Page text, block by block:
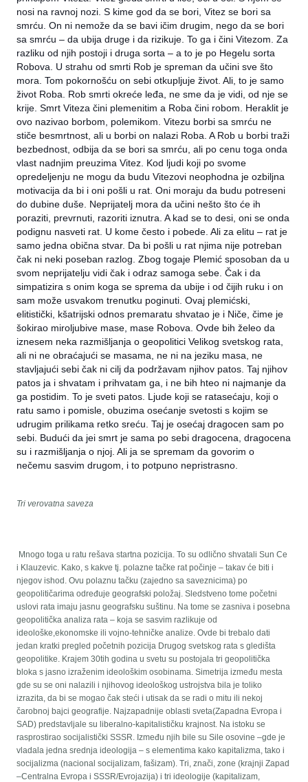
nosi na ravnoj nozi. S kime god da se bori, Vitez se bori sa
smrću. On ni nemože da se bavi ičim drugim, nego da se bori
sa smrću – da ubija druge i da rizikuje. To ga i čini Vitezom. Za
razliku od njih postoji i druga sorta – a to je po Hegelu sorta
Robova. U strahu od smrti Rob je spreman da učini sve što
mora. Tom pokornošću on sebi otkupljuje život. Ali, to je samo
život Roba. Rob smrti okreće leđa, ne sme da je vidi, od nje se
krije. Smrt Viteza čini plemenitim a Roba čini robom. Heraklit je
ovo nazivao borbom, polemikom. Vitezu borbi sa smrću ne
stiče besmrtnost, ali u borbi on nalazi Roba. A Rob u borbi traži
bezbednost, odbija da se bori sa smrću, ali po cenu toga onda
vlast nadnjim preuzima Vitez. Kod ljudi koji po svome
opredeljenju ne mogu da budu Vitezovi neophodna je ozbiljna
motivacija da bi i oni pošli u rat. Oni moraju da budu potreseni
do dubine duše. Neprijatelj mora da učini nešto što će ih
poraziti, prevrnuti, razoriti iznutra. A kad se to desi, oni se onda
podignu nasveti rat. U kome često i pobede. Ali za elitu – rat je
samo jedna obična stvar. Da bi pošli u rat njima nije potreban
čak ni neki poseban razlog. Zbog togaje Plemić sposoban da u
svom neprijatelju vidi čak i odraz samoga sebe. Čak i da
simpatizira s onim koga se sprema da ubije i od čijih ruku i on
sam može usvakom trenutku poginuti. Ovaj plemićski,
elitistički, kšatrijski odnos premaratu shvatao je i Niče, čime je
šokirao miroljubive mase, mase Robova. Ovde bih želeo da
iznesem neka razmišljanja o geopolitici Velikog svetskog rata,
ali ni ne obraćajući se masama, ne ni na jeziku masa, ne
stavljajući sebi čak ni cilj da podržavam njihov patos. Taj njihov
patos ja i shvatam i prihvatam ga, i ne bih hteo ni najmanje da
ga postidim. To je sveti patos. Ljude koji se ratasećaju, koji o
ratu samo i pomisle, obuzima osećanje svetosti s kojim se
udrugim prilikama retko sreću. Taj je osećaj dragocen sam po
sebi. Budući da jei smrt je sama po sebi dragocena, dragocena
su i razmišljanja o njoj. Ali ja se spremam da govorim o
nečemu sasvim drugom, i to potpuno nepristrasno.
Tri verovatna saveza
Mnogo toga u ratu rešava startna pozicija. To su odlično shvatali Sun Ce
i Klauzevic. Kako, s kakve tj. polazne tačke rat počinje – takav će biti i
njegov ishod. Ovu polaznu tačku (zajedno sa saveznicima) po
geopolitičarima određuje geografski položaj. Sledstveno tome početni
uslovi rata imaju jasnu geografsku suštinu. Na tome se zasniva i posebna
geopolitička analiza rata – koja se sasvim razlikuje od
ideološke,ekonomske ili vojno-tehničke analize. Ovde bi trebalo dati
jedan kratki pregled početnih pozicija Drugog svetskog rata s gledišta
geopolitike. Krajem 30tih godina u svetu su postojala tri geopolitička
bloka s jasno izraženim ideološkim osobinama. Simetrija između mesta
gde su se oni nalazili i njihovog ideološkog ustrojstva bila je toliko
izrazita, da bi se mogao čak steći i utisak da se radi o mitu ili nekoj
čarobnoj bajci geografije. Najzapadnije oblasti sveta(Zapadna Evropa i
SAD) predstavljale su liberalno-kapitalističku krajnost. Na istoku se
rasprostirao socijalistički SSSR. Između njih bile su Sile osovine –gde je
vladala jedna srednja ideologija – s elementima kako kapitalizma, tako i
socijalizma (nacional socijalizam, fašizam). Tri, znači, zone (krajnji Zapad
–Centralna Evropa i SSSR/Evrojazija) i tri ideologije (kapitalizam,